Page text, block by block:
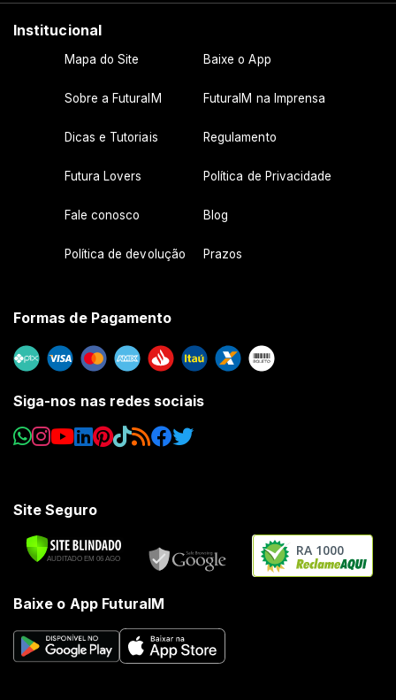
Institucional
Mapa do Site Baixe o App
Sobre a FuturaIM FuturaIM na Imprensa
Dicas e Tutoriais Regulamento
Futura Lovers Política de Privacidade
Fale conosco Blog
Política de devolução Prazos
Formas de Pagamento
Siga-nos nas redes sociais
Site Seguro
RA 1000
Baixe o App FuturaIM